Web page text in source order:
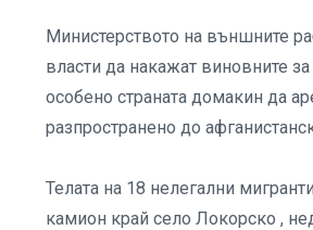
Министерството на външните
власти да накажат виновните
особено страната домакин да
разпространено до
Телата на 18 нелегални
камион край село Локорско ,